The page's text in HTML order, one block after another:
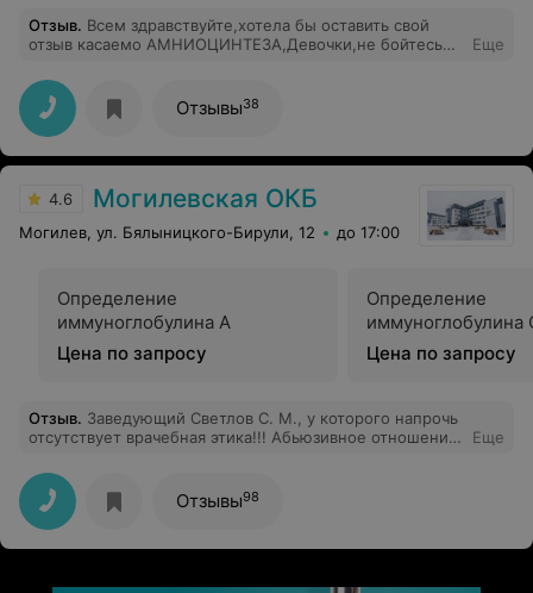
Отзыв. Всем здравствуйте,хотела бы оставить свой
отзыв касаемо АМНИОЦИНТЕЗА,Девочки,не бойтесь
внимательные врачи,сделают УЗИ,проконсультируют
,дадут рекомендации,сама процедура не такая и
болезненная и страшная как расписывают в
интернете.Я ни разу не пожалела что сделала её ,зато
теперь с полной уверенностью что моя малышка
первую очередь о своем малыше ,и не бойтесь
Еще
Отзывы38
4.6 Могилевская ОКБ
Могилев, ул. Бялыницкого-Бирули, 12 до 17:00
Определение
иммуноглобулина А
Цена по запросу
Определение
иммуноглобулина
Цена по запросу
Отзыв. Заведующий Светлов С. М., у которого напрочь
отсутствует врачебная этика!!! Абьюзивное отношение
Еще
Отзывы98